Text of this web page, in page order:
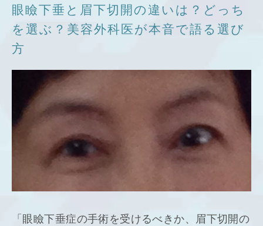
眼瞼下垂と眉下切開の違いは？どっち
を選ぶ？美容外科医が本音で語る選び
方
「眼瞼下垂症の手術を受けるべきか、眉下切開の